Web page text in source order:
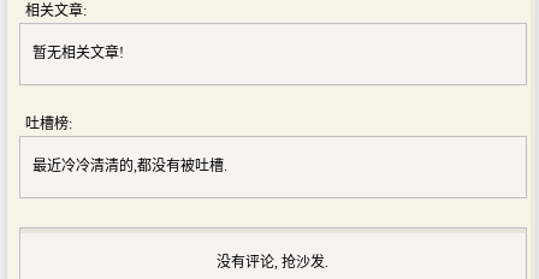
相关文章:
暂无相关文章!
吐槽榜:
最近冷冷清清的,都没有被吐槽.
没有评论, 抢沙发.